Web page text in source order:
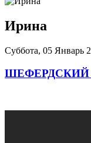
Ирина
Суббота, 05 Январь
ШЕФЕРДСКИЙ